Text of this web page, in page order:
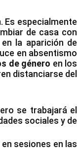
Es especialmente
de casa con
la aparición de
en absentismo
de género en los
distanciarse del
se trabajará el
sociales y de
sesiones en las